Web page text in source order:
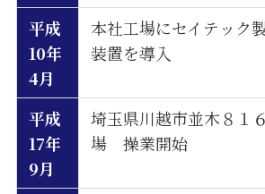
平成
10年
4月
本社工場にセイテック
装置を導入
平成
17年
9月
埼玉県川越市並木８１
場 操業開始